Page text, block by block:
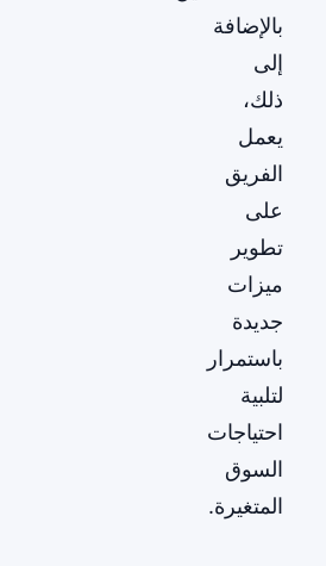
بالإضافة
إلى
ذلك،
يعمل
الفريق
على
تطوير
ميزات
جديدة
باستمرار
لتلبية
احتياجات
السوق
المتغيرة.